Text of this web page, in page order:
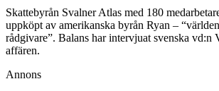
Skattebyrån Svalner Atlas med 180
uppköpt av amerikanska byrån Ryan –
rådgivare”. Balans har intervjuat svenska vd:n
affären.
Annons